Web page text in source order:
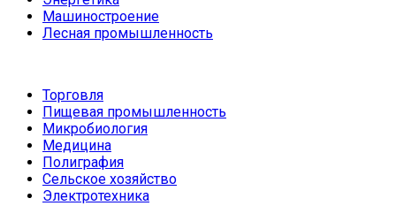
Машиностроение
Лесная промышленность
Торговля
Пищевая промышленность
Микробиология
Медицина
Полиграфия
Сельское хозяйство
Электротехника